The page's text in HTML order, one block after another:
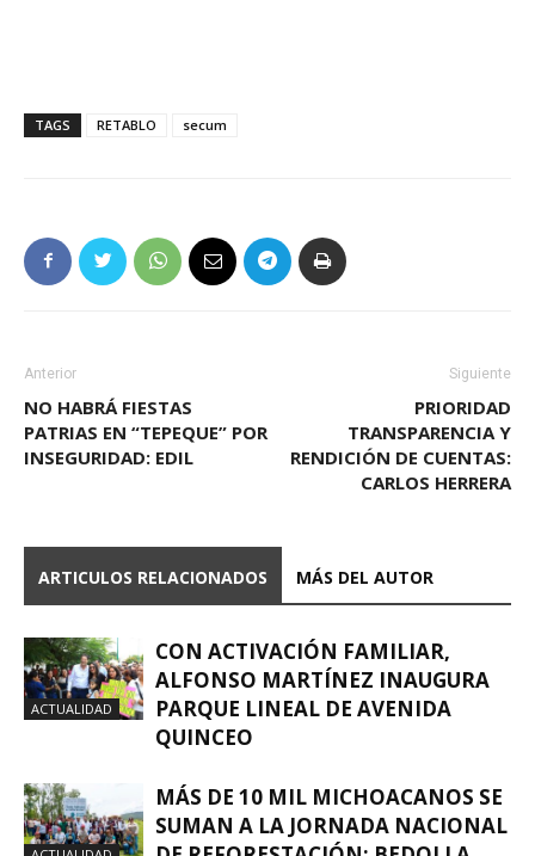
TAGS RETABLO secum
Anterior
NO HABRÁ FIESTAS
PATRIAS EN “TEPEQUE” POR
INSEGURIDAD: EDIL
Siguiente
PRIORIDAD
TRANSPARENCIA Y
RENDICIÓN DE CUENTAS:
CARLOS HERRERA
ARTICULOS RELACIONADOS MÁS DEL AUTOR
ACTUALIDAD
CON ACTIVACIÓN FAMILIAR,
ALFONSO MARTÍNEZ INAUGURA
PARQUE LINEAL DE AVENIDA
QUINCEO
MÁS DE 10 MIL MICHOACANOS SE
SUMAN A LA JORNADA NACIONAL